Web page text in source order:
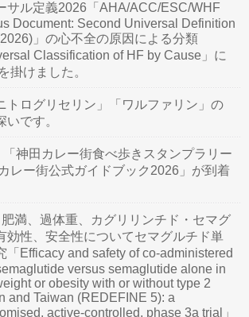
サル定義2026「AHA/ACC/ESC/WHF
Document: Second Universal Definition
」の心不全の原因による分類
Classification of HF by Cause」に
掛けました。
トログリセリン」「ワルファリン」の
です。
神田カレー街食べ歩きスタンプラリー
レー街公式ガイドブック2026」が到着
満、過体重、カグリリンチド・セマグ
効性、安全性についてセマグルチド単
「Efficacy and safety of co-administered
versus semaglutide alone in
or obesity with or without type 2
and Taiwan (REDEFINE 5): a
active-controlled, phase 3a trial」